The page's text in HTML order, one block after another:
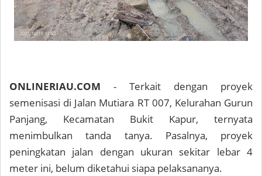
ONLINERIAU.COM - Terkait dengan proyek
semenisasi di Jalan Mutiara RT 007, Kelurahan Gurun
Panjang, Kecamatan Bukit Kapur, ternyata
menimbulkan tanda tanya. Pasalnya, proyek
peningkatan jalan dengan ukuran sekitar lebar 4
meter ini, belum diketahui siapa pelaksananya.